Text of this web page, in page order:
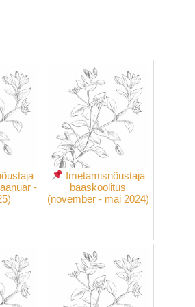
-
Imetamisnõustaja
baaskoolitus
(november - mai 2024)